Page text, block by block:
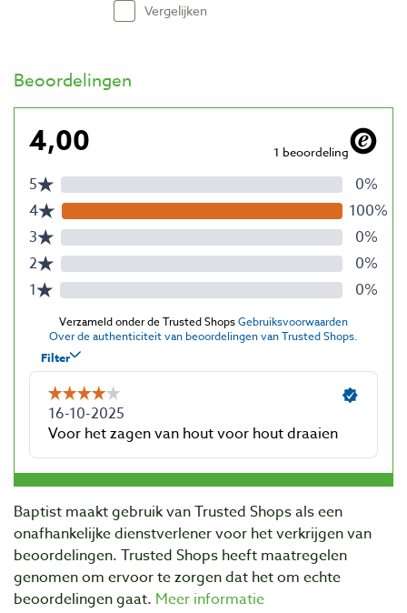
Vergelijken
Beoordelingen
Baptist maakt gebruik van Trusted Shops als een
onafhankelijke dienstverlener voor het verkrijgen van
beoordelingen. Trusted Shops heeft maatregelen
genomen om ervoor te zorgen dat het om echte
beoordelingen gaat. Meer informatie